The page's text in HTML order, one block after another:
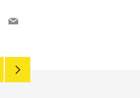
Facebook
Email
Publicación